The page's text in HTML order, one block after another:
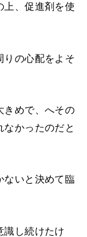
上、促進剤を使
りの心配をよそ
きめで、へその
かったのだと
ないと決めて臨
識し続けたけ